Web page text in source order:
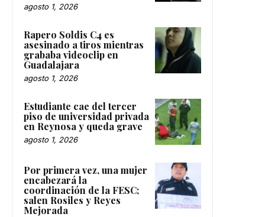
agosto 1, 2026
Rapero Soldis C4 es
asesinado a tiros mientras
grababa videoclip en
Guadalajara
agosto 1, 2026
Estudiante cae del tercer
piso de universidad privada
en Reynosa y queda grave
agosto 1, 2026
Por primera vez, una mujer
encabezará la
coordinación de la FESC;
salen Rosiles y Reyes
Mejorada